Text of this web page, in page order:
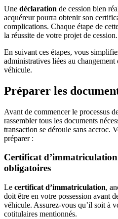
Une déclaration de cession bien
acquéreur pourra obtenir son
complications. Chaque étape de
la réussite de votre projet de cession.
En suivant ces étapes, vous
administratives liées au
véhicule.
Préparer les
Avant de commencer le processus
rassembler tous les documents
transaction se déroule sans accroc.
préparer :
Certificat d’immatriculation
obligatoires
Le certificat d’immatriculation,
doit être en votre possession avant
véhicule. Assurez-vous qu’il soit à
cotitulaires mentionnés.